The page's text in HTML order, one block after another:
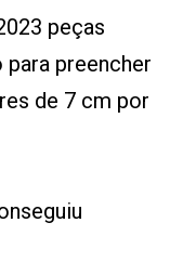
peças
para preencher
de 7 cm por